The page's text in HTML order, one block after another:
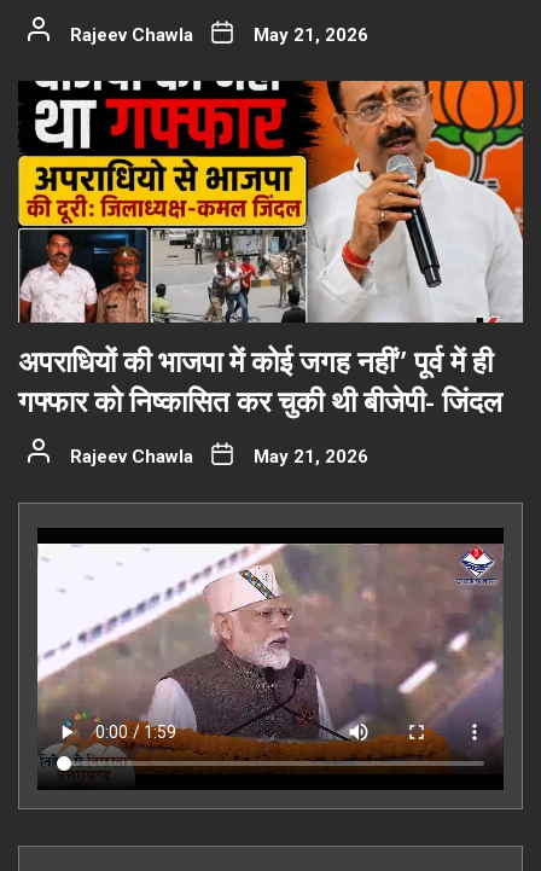
Rajeev Chawla May 21, 2026
अपराधियों की भाजपा में कोई जगह नहीं” पूर्व में ही
गफ्फार को निष्कासित कर चुकी थी बीजेपी- जिंदल
Rajeev Chawla May 21, 2026